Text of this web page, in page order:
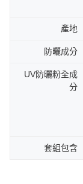
產地
防曬成分
UV防曬粉全成
分
套組包含